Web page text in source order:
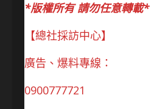
*版權所有 請勿任意轉載*
【總社採訪中心】
廣告、爆料專線：
0900777721